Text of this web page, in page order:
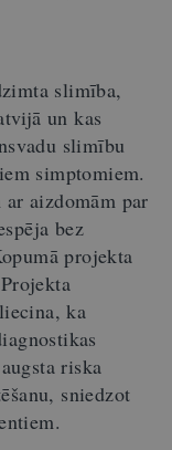
slimība,
un kas
slimību
simptomiem.
aizdomām par
bez
projekta
ka
riska
sniedzot